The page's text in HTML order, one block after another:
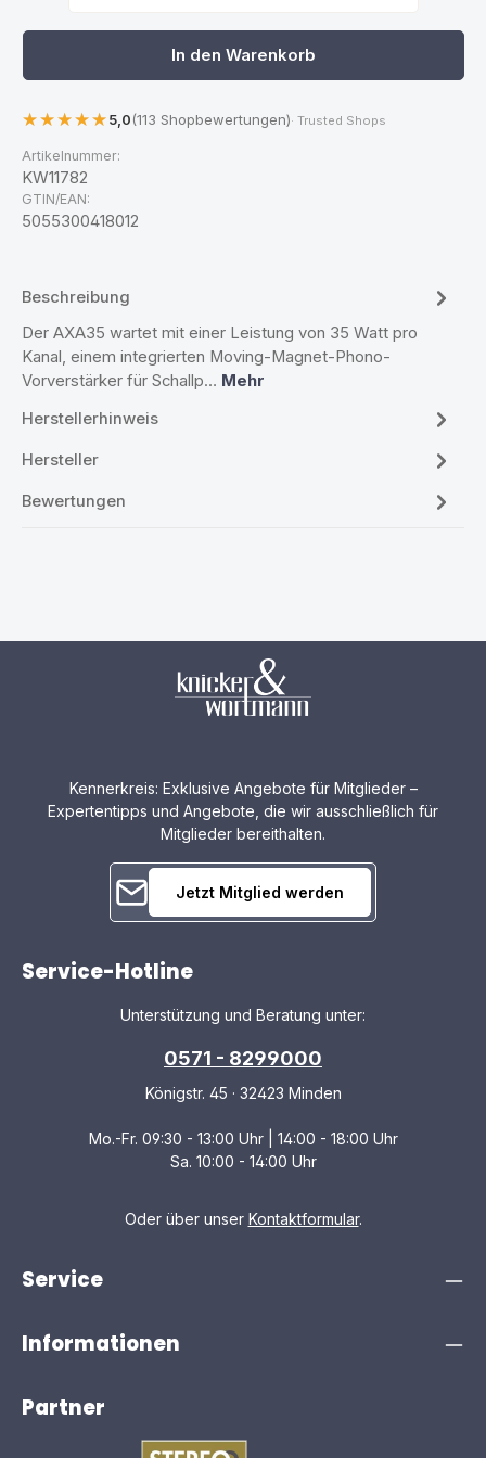
In den Warenkorb
5,0(113 Shopbewertungen)· Trusted Shops
Artikelnummer:
KW11782
GTIN/EAN:
5055300418012
Beschreibung
Der AXA35 wartet mit einer Leistung von 35 Watt pro
Kanal, einem integrierten Moving-Magnet-Phono-
Vorverstärker für Schallp… Mehr
Herstellerhinweis
Hersteller
Bewertungen
Kennerkreis: Exklusive Angebote für Mitglieder –
Expertentipps und Angebote, die wir ausschließlich für
Mitglieder bereithalten.
Jetzt Mitglied werden
Service-Hotline
Unterstützung und Beratung unter:
0571 - 8299000
Königstr. 45 · 32423 Minden
Mo.-Fr. 09:30 - 13:00 Uhr | 14:00 - 18:00 Uhr
Sa. 10:00 - 14:00 Uhr
Oder über unser Kontaktformular.
Service
Informationen
Partner